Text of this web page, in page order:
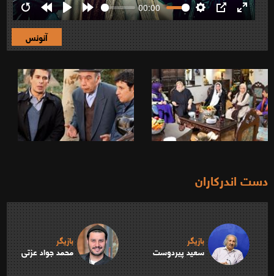
RestartRewind
10s
Play Forward
10s
00:00
Settings
PIP Enter
آنونس
دست اندرکاران
بازیگر
سعید پیردوست
بازیگر
محمد جواد عزتی